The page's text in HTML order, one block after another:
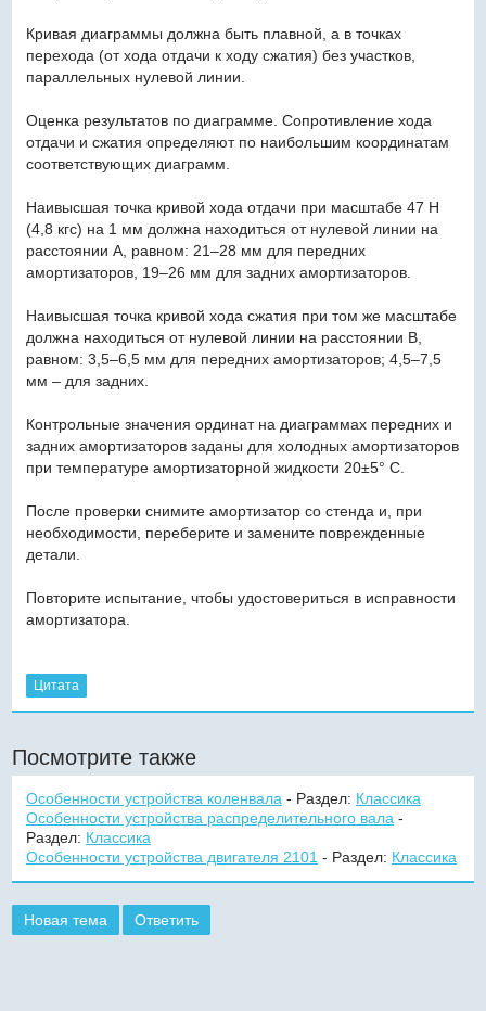
Кривая диаграммы должна быть плавной, а в точках
перехода (от хода отдачи к ходу сжатия) без участков,
параллельных нулевой линии.
Оценка результатов по диаграмме. Сопротивление хода
отдачи и сжатия определяют по наибольшим координатам
соответствующих диаграмм.
Наивысшая точка кривой хода отдачи при масштабе 47 Н
(4,8 кгс) на 1 мм должна находиться от нулевой линии на
расстоянии А, равном: 21–28 мм для передних
амортизаторов, 19–26 мм для задних амортизаторов.
Наивысшая точка кривой хода сжатия при том же масштабе
должна находиться от нулевой линии на расстоянии В,
равном: 3,5–6,5 мм для передних амортизаторов; 4,5–7,5
мм – для задних.
Контрольные значения ординат на диаграммах передних и
задних амортизаторов заданы для холодных амортизаторов
при температуре амортизаторной жидкости 20±5° С.
После проверки снимите амортизатор со стенда и, при
необходимости, переберите и замените поврежденные
детали.
Повторите испытание, чтобы удостовериться в исправности
амортизатора.
Цитата
Посмотрите также
Особенности устройства коленвала- Раздел: Классика
Особенности устройства распределительного вала-
Раздел: Классика
Особенности устройства двигателя 2101 - Раздел: Классика
Новая тема Ответить